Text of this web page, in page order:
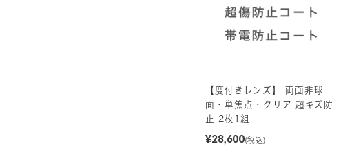
【度付きレンズ】 両面非球
面・単焦点・クリア 超キズ防
止 2枚1組
¥28,600(税込)